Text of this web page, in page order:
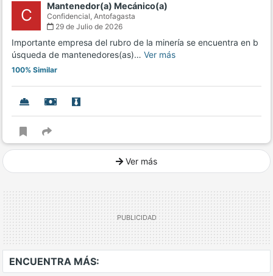
C Mantenedor(a) Mecánico(a)
Confidencial, Antofagasta
29 de Julio de 2026
Importante empresa del rubro de la minería se encuentra en b
úsqueda de mantenedores(as)… Ver más
100% Similar
Ver más
ENCUENTRA MÁS: